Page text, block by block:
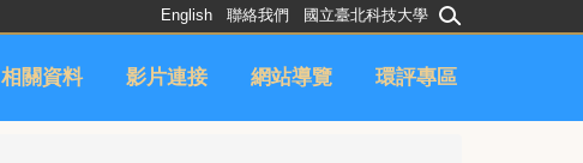
相關資料 影片連接 網站導覽 環評專區
English 聯絡我們 國立臺北科技大學